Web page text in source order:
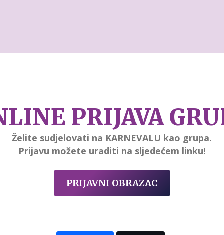
PRIJAVA
Želite sudjelovati na KARNEVALU kao grupa.
Prijavu možete uraditi na sljedećem linku!
PRIJAVNI OBRAZAC